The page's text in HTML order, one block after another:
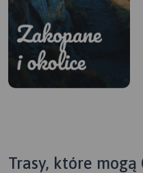
Trasy, które